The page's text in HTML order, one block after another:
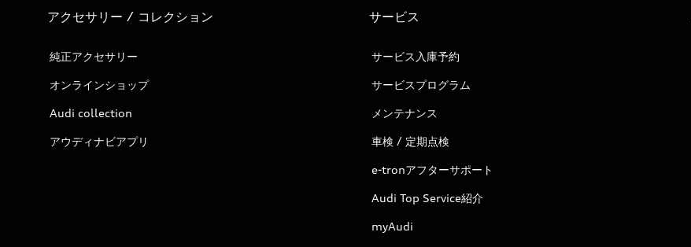
アクセサリー / コレクション
純正アクセサリー
オンラインショップ
Audi collection
アウディナビアプリ
サービス
サービス入庫予約
サービスプログラム
メンテナンス
車検 / 定期点検
e-tronアフターサポート
Audi Top Service紹介
myAudi